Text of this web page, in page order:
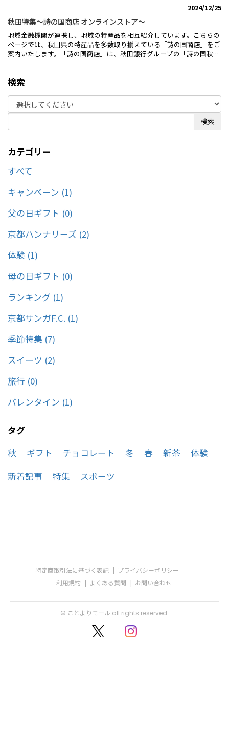
2024/12/25
秋田特集～詩の国商店 オンラインストア～
地域金融機関が連携し、地域の特産品を相互紹介しています。こちらの
ページでは、秋田県の特産品を多数取り揃えている「詩の国商店」をご
案内いたします。「詩の国商店」は、秋田銀行グループの「詩の国秋田
伝統工芸なども取り入れており、おいしいもの、美しいもの、心地よい
リーや思いが込められています。風光明媚な秋田の自然と、いにしえよ
り脈々と根付いてきた先人たちの知恵がつくりあげてきた秋田ならでは
の食文化をお楽しみください♪※リンクは全て外部リンク「詩の国商店
オンラインストア」に遷移します。＼ 本場大館 きりたんぽ玉手箱 ／本
民500名が試食を重ねて完成させたスープと、きりたんぽ鍋の具材をワ
ンパッケージにした買い足し不要の鍋セット。いぶりがっことチーズの
外部リンク「詩の国商店 オンラインストア」に遷移します。
検索
検索
カテゴリー
すべて
キャンペーン (1)
父の日ギフト (0)
京都ハンナリーズ (2)
体験 (1)
母の日ギフト (0)
ランキング (1)
京都サンガF.C. (1)
季節特集 (7)
スイーツ (2)
旅行 (0)
バレンタイン (1)
タグ
秋
ギフト チョコレート 冬 春 新茶
体験
新着記事
特集 スポーツ
特定商取引法に基づく表記
プライバシーポリシー
利用規約
よくある質問 お問い合わせ
© ことよりモール all rights reserved.